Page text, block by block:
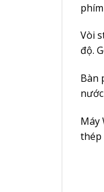
Vòi
độ.
Bàn
Máy
thép